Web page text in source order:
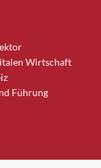
Wirtschaft
Führung